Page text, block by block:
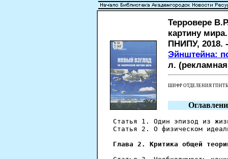
Терровере
картину
ПНИПУ, 2018.
Эйнштейна:
л.
ШИФР ОТДЕЛЕНИЯ
Статья 1. Один эпизод
Статья 2. О
Глава 2. Критика общей